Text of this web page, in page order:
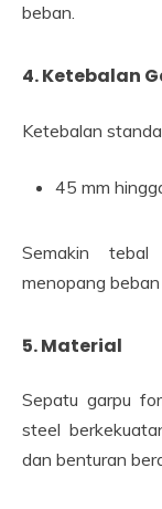
beban.
4. Ketebalan
Ketebalan
45 mm
Semakin tebal
menopang
5. Material
Sepatu garpu
steel
dan benturan